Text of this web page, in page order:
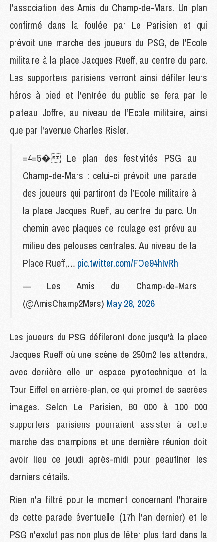
l'association des Amis du Champ-de-Mars. Un plan
confirmé dans la foulée par Le Parisien et qui
prévoit une marche des joueurs du PSG, de l'Ecole
militaire à la place Jacques Rueff, au centre du parc.
Les supporters parisiens verront ainsi défiler leurs
héros à pied et l'entrée du public se fera par le
plateau Joffre, au niveau de l’Ecole militaire, ainsi
que par l'avenue Charles Risler.
=4=5� Le plan des festivités PSG au
Champ-de-Mars : celui-ci prévoit une parade
des joueurs qui partiront de l’Ecole militaire à
la place Jacques Rueff, au centre du parc. Un
chemin avec plaques de roulage est prévu au
milieu des pelouses centrales. Au niveau de la
Place Rueff,… pic.twitter.com/FOe94hIvRh
— Les Amis du Champ-de-Mars
(@AmisChamp2Mars) May 28, 2026
Les joueurs du PSG défileront donc jusqu'à la place
Jacques Rueff où une scène de 250m2 les attendra,
avec derrière elle un espace pyrotechnique et la
Tour Eiffel en arrière-plan, ce qui promet de sacrées
images. Selon Le Parisien, 80 000 à 100 000
supporters parisiens pourraient assister à cette
marche des champions et une dernière réunion doit
avoir lieu ce jeudi après-midi pour peaufiner les
derniers détails.
Rien n'a filtré pour le moment concernant l'horaire
de cette parade éventuelle (17h l'an dernier) et le
PSG n'exclut pas non plus de fêter plus tard dans la